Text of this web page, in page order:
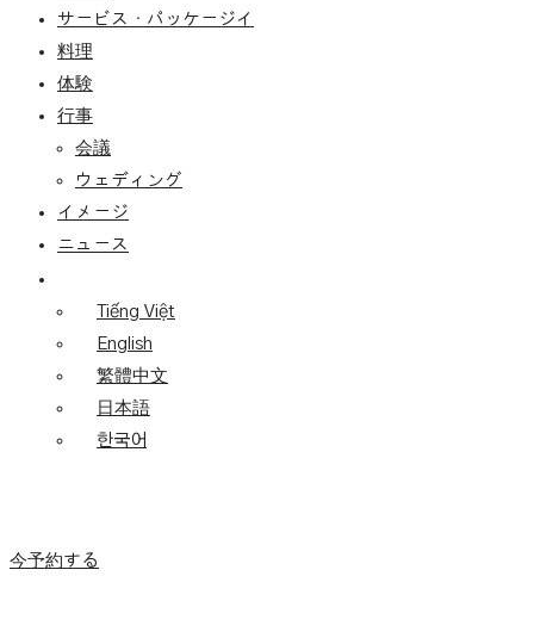
サービス・パッケージイ
料理
体験
行事
会議
ウェディング
イメージ
ニュース
Tiếng Việt
English
繁體中文
日本語
한국어
今予約する